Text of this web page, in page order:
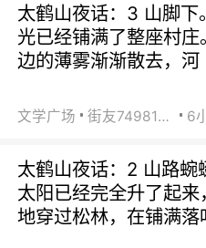
太鹤山夜话：3 山脚下
光已经铺满了整座村庄
边的薄雾渐渐散去，河
文学广场 街友74981146 6
太鹤山夜话：2 山路蜿
太阳已经完全升了起来
地穿过松林，在铺满落